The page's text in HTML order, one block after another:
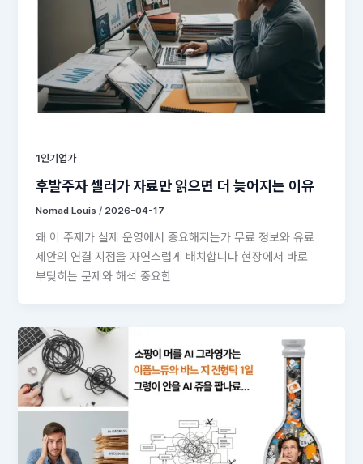
1인기업가
후발주자 셀러가 자료만 읽으면 더 늦어지는 이유
Nomad Louis/ 2026-04-17
왜 이 주제가 실제 운영에서 중요해지는가 무료 정보와 유료
제안의 연결 지점을 자연스럽게 배치합니다 현장에서 바로
부딪히는 문제와 해석 중요한